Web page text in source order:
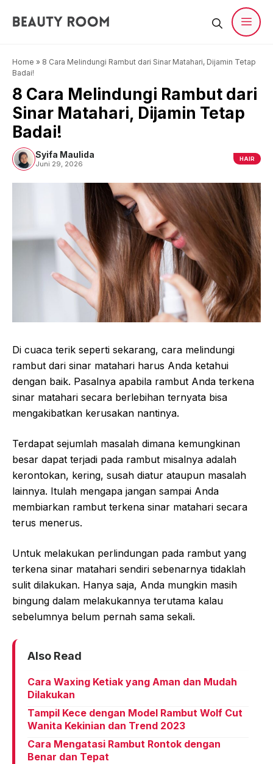
Home » 8 Cara Melindungi Rambut dari Sinar Matahari, Dijamin Tetap
Badai!
8 Cara Melindungi Rambut dari
Sinar Matahari, Dijamin Tetap
Badai!
Syifa Maulida
Juni 29, 2026
HAIR
Di cuaca terik seperti sekarang, cara melindungi
rambut dari sinar matahari harus Anda ketahui
dengan baik. Pasalnya apabila rambut Anda terkena
sinar matahari secara berlebihan ternyata bisa
mengakibatkan kerusakan nantinya.
Terdapat sejumlah masalah dimana kemungkinan
besar dapat terjadi pada rambut misalnya adalah
kerontokan, kering, susah diatur ataupun masalah
lainnya. Itulah mengapa jangan sampai Anda
membiarkan rambut terkena sinar matahari secara
terus menerus.
Untuk melakukan perlindungan pada rambut yang
terkena sinar matahari sendiri sebenarnya tidaklah
sulit dilakukan. Hanya saja, Anda mungkin masih
bingung dalam melakukannya terutama kalau
sebelumnya belum pernah sama sekali.
Also Read
Cara Waxing Ketiak yang Aman dan Mudah
Dilakukan
Tampil Kece dengan Model Rambut Wolf Cut
Wanita Kekinian dan Trend 2023
Cara Mengatasi Rambut Rontok dengan
Benar dan Tepat